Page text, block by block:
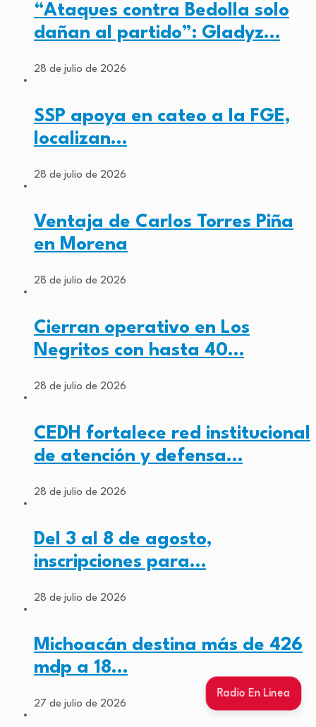
Radio En Linea
“Ataques contra Bedolla solo
dañan al partido”: Gladyz…
28 de julio de 2026
SSP apoya en cateo a la FGE,
localizan…
28 de julio de 2026
Ventaja de Carlos Torres Piña
en Morena
28 de julio de 2026
Cierran operativo en Los
Negritos con hasta 40…
28 de julio de 2026
CEDH fortalece red institucional
de atención y defensa…
28 de julio de 2026
Del 3 al 8 de agosto,
inscripciones para…
28 de julio de 2026
Michoacán destina más de 426
mdp a 18…
27 de julio de 2026